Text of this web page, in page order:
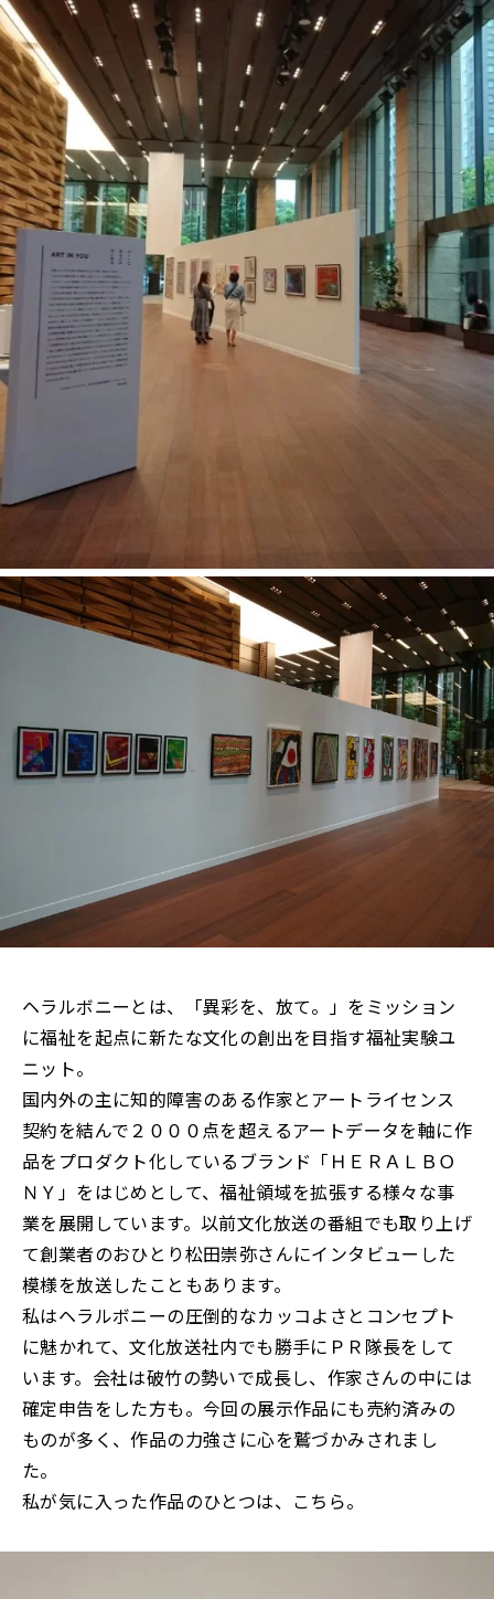
ヘラルボニーとは、「異彩を、放て。」をミッション
に福祉を起点に新たな文化の創出を目指す福祉実験ユ
ニット。
国内外の主に知的障害のある作家とアートライセンス
契約を結んで２０００点を超えるアートデータを軸に作
品をプロダクト化しているブランド「ＨＥＲＡＬＢＯ
ＮＹ」をはじめとして、福祉領域を拡張する様々な事
業を展開しています。以前文化放送の番組でも取り上げ
て創業者のおひとり松田崇弥さんにインタビューした
模様を放送したこともあります。
私はヘラルボニーの圧倒的なカッコよさとコンセプト
に魅かれて、文化放送社内でも勝手にＰＲ隊長をして
います。会社は破竹の勢いで成長し、作家さんの中には
確定申告をした方も。今回の展示作品にも売約済みの
ものが多く、作品の力強さに心を鷲づかみされまし
た。
私が気に入った作品のひとつは、こちら。